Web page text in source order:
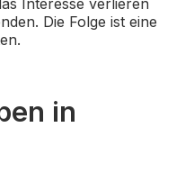
Die Folge ist eine
in